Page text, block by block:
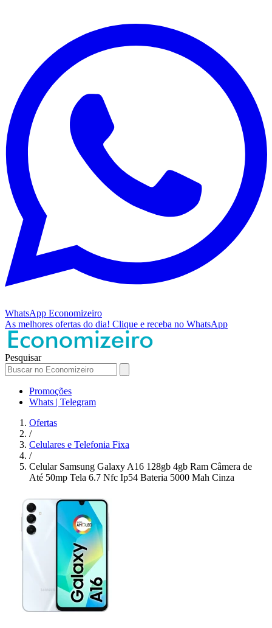
WhatsApp Economizeiro
As melhores ofertas do dia! Clique e receba no WhatsApp
Pesquisar
Promoções
Whats | Telegram
Ofertas
/
Celulares e Telefonia Fixa
/
Celular Samsung Galaxy A16 128gb 4gb Ram Câmera de
Até 50mp Tela 6.7 Nfc Ip54 Bateria 5000 Mah Cinza